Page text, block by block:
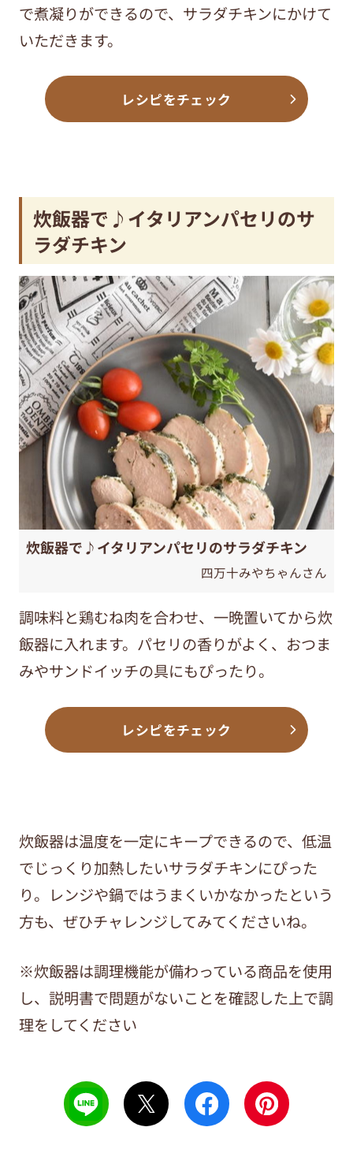
で煮凝りができるので、サラダチキンにかけて
いただきます。
レシピをチェック
炊飯器で♪イタリアンパセリのサ
ラダチキン
炊飯器で♪イタリアンパセリのサラダチキン
四万十みやちゃんさん
調味料と鶏むね肉を合わせ、一晩置いてから炊
飯器に入れます。パセリの香りがよく、おつま
みやサンドイッチの具にもぴったり。
レシピをチェック
炊飯器は温度を一定にキープできるので、低温
でじっくり加熱したいサラダチキンにぴった
り。レンジや鍋ではうまくいかなかったという
方も、ぜひチャレンジしてみてくださいね。
※炊飯器は調理機能が備わっている商品を使用
し、説明書で問題がないことを確認した上で調
理をしてください